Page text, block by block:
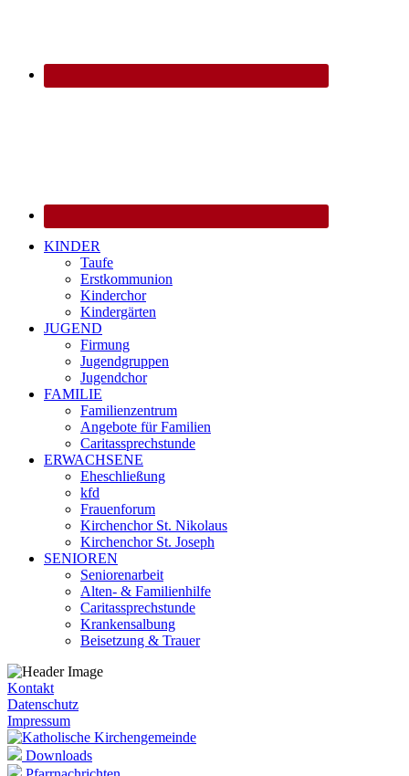
KINDER
Taufe
Erstkommunion
Kinderchor
Kindergärten
JUGEND
Firmung
Jugendgruppen
Jugendchor
FAMILIE
Familienzentrum
Angebote für Familien
Caritassprechstunde
ERWACHSENE
Eheschließung
kfd
Frauenforum
Kirchenchor St. Nikolaus
Kirchenchor St. Joseph
SENIOREN
Seniorenarbeit
Alten- & Familienhilfe
Caritassprechstunde
Krankensalbung
Beisetzung & Trauer
Kontakt
Datenschutz
Impressum
Downloads